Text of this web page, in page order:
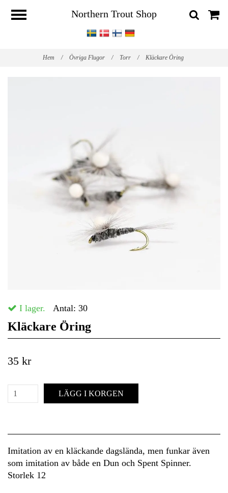
Northern Trout Shop
Hem / Övriga Flugor / Torr / Kläckare Öring
I lager. Antal: 30
Kläckare Öring
35 kr
LÄGG I KORGEN
Imitation av en kläckande dagslända, men funkar även
som imitation av både en Dun och Spent Spinner.
Storlek 12